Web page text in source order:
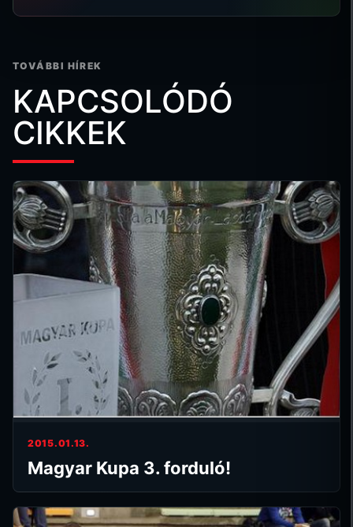
TOVÁBBI HÍREK
KAPCSOLÓDÓ
CIKKEK
2015.01.13.
Magyar Kupa 3. forduló!